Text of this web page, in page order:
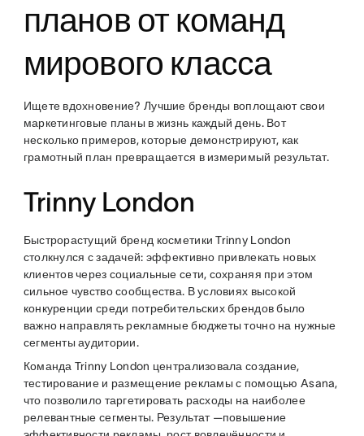
планов от команд
мирового класса
Ищете вдохновение? Лучшие бренды воплощают свои
маркетинговые планы в жизнь каждый день. Вот
несколько примеров, которые демонстрируют, как
грамотный план превращается в измеримый результат.
Trinny London
Быстрорастущий бренд косметики Trinny London
столкнулся с задачей: эффективно привлекать новых
клиентов через социальные сети, сохраняя при этом
сильное чувство сообщества. В условиях высокой
конкуренции среди потребительских брендов было
важно направлять рекламные бюджеты точно на нужные
сегменты аудитории.
Команда Trinny London централизовала создание,
тестирование и размещение рекламы с помощью Asana,
что позволило таргетировать расходы на наиболее
релевантные сегменты. Результат —повышение